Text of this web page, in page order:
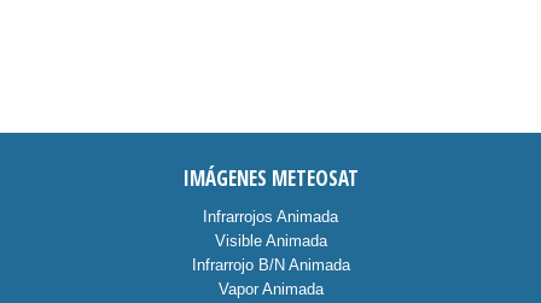
IMÁGENES METEOSAT
Infrarrojos Animada
Visible Animada
Infrarrojo B/N Animada
Vapor Animada